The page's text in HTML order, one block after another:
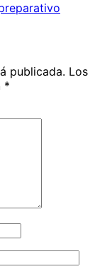
publicada. Los
*